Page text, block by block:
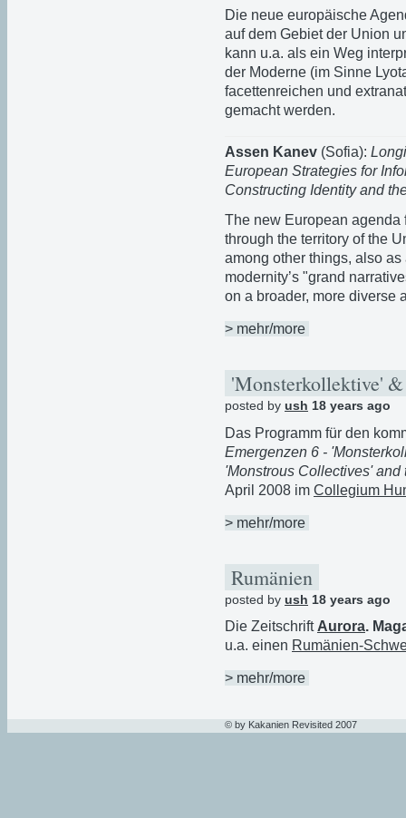
Die neue europäische
auf dem Gebiet der Union
kann u.a. als ein Weg
der Moderne (im Sinne
facettenreichen und
gemacht werden.
Assen Kanev (Sofia):
European Strategies for
Constructing Identity and
The new European agenda
through the territory of the
among other things, also
modernity’s "grand
on a broader, more diverse
> mehr/more
'Monsterkollektive'
posted by ush 18 years ago
Das Programm für den
Emergenzen 6 -
'Monstrous Collectives'
April 2008 im Collegium
> mehr/more
Rumänien
posted by ush 18 years ago
Die ZeitschriftAurora.
u.a. einen Rumänien-
> mehr/more
© by Kakanien Revisited 2007